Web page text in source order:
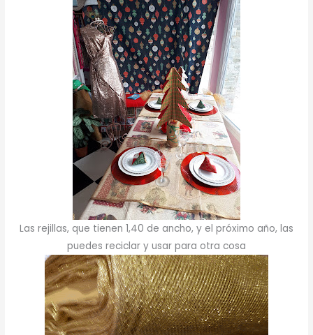
Las rejillas, que tienen 1,40 de ancho, y el próximo año, las
puedes reciclar y usar para otra cosa